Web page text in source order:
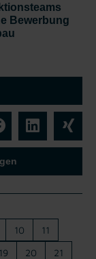
Bewerbung
10
11
19 20
21